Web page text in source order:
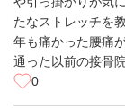
たなストレッチを
年も痛かった腰痛
通った以前の接骨
0